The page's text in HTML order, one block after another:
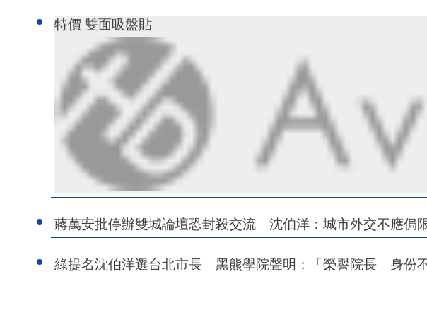
特價 雙面吸盤貼
蔣萬安批停辦雙城論壇恐封殺交流 沈伯洋：城市外交不應侷
綠提名沈伯洋選台北市長 黑熊學院聲明：「榮譽院長」身份